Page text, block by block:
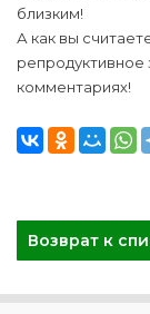
близким!
А как вы
комментариях!
Возврат к